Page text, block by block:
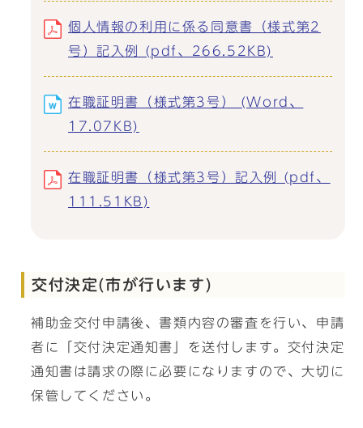
個人情報の利用に係る同意書（様式第2
号）記入例 (pdf、266.52KB)
在職証明書（様式第3号） (Word、
17.07KB)
在職証明書（様式第3号）記入例 (pdf、
111.51KB)
交付決定(市が行います)
補助金交付申請後、書類内容の審査を行い、申請
者に「交付決定通知書」を送付します。交付決定
通知書は請求の際に必要になりますので、大切に
保管してください。